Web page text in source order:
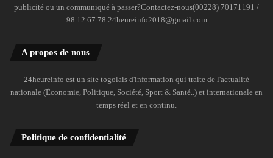
publicité ou un communiqué à passer?Contactez-nous(00228) 70171191 /
98 12 67 78 24heureinfo2018@gmail.com
A propos de nous
24heureinfo est un site togolais d'information qui traite de l'actualité
nationale (Économie, Politique, Société, Sport & Santé..) et internationale en
temps réel et en continu.
Politique de confidentialité